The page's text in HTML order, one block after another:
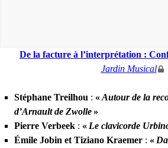
De la facture à l’interprétation :
Jardin Musical
Stéphane Treilhou : «Autour de la
d’Arnault de Zwolle»
Pierre Verbeek : « Le clavicorde
Émile Jobin et Tiziano Kraemer : «